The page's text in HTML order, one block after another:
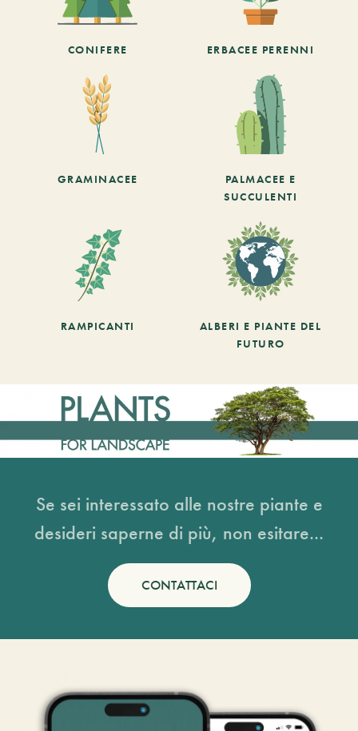
CONIFERE ERBACEE PERENNI
GRAMINACEE
PALMACEE E
SUCCULENTI
RAMPICANTI
ALBERI E PIANTE DEL
FUTURO
Se sei interessato alle nostre piante e
desideri saperne di più, non esitare...
CONTATTACI